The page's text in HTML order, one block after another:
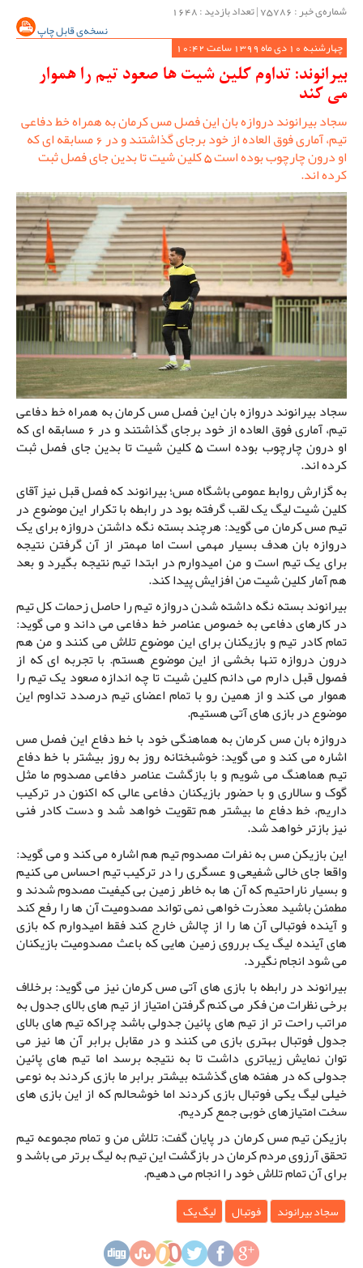
شماره‌ی خبر : ‌75786 | تعداد بازدید : 1648
نسخه‌ی قابل چاپ
چهارشنبه 10 دی ماه 1399 ساعت 10:42
بیرانوند: تداوم کلین شیت ها صعود تیم را هموار
می کند
سجاد بیرانوند دروازه بان این فصل مس کرمان به همراه خط دفاعی
تیم، آماری فوق العاده از خود برجای گذاشتند و در 6 مسابقه ای که
او درون چارچوب بوده است 5 کلین شیت تا بدین جای فصل ثبت
کرده اند.
سجاد بیرانوند دروازه بان این فصل مس کرمان به همراه خط دفاعی
تیم، آماری فوق العاده از خود برجای گذاشتند و در 6 مسابقه ای که
او درون چارچوب بوده است 5 کلین شیت تا بدین جای فصل ثبت
کرده اند.
به گزارش روابط عمومی باشگاه مس؛ بیرانوند که فصل قبل نیز آقای
کلین شیت لیگ یک لقب گرفته بود در رابطه با تکرار این موضوع در
تیم مس کرمان می گوید: هرچند بسته نگه داشتن دروازه برای یک
دروازه بان هدف بسیار مهمی است اما مهمتر از آن گرفتن نتیجه
برای یک تیم است و من امیدوارم در ابتدا تیم نتیجه بگیرد و بعد
هم آمار کلین شیت من افزایش پیدا کند.
بیرانوند بسته نگه داشته شدن دروازه تیم را حاصل زحمات کل تیم
در کارهای دفاعی به خصوص عناصر خط دفاعی می داند و می گوید:
تمام کادر تیم و بازیکنان برای این موضوع تلاش می کنند و من هم
درون دروازه تنها بخشی از این موضوع هستم. با تجربه ای که از
فصول قبل دارم می دانم کلین شیت تا چه اندازه صعود یک تیم را
هموار می کند و از همین رو با تمام اعضای تیم درصدد تداوم این
موضوع در بازی های آتی هستیم.
دروازه بان مس کرمان به هماهنگی خود با خط دفاع این فصل مس
اشاره می کند و می گوید: خوشبختانه روز به روز بیشتر با خط دفاع
تیم هماهنگ می شویم و با بازگشت عناصر دفاعی مصدوم ما مثل
گوک و سالاری و با حضور بازیکنان دفاعی عالی که اکنون در ترکیب
داریم، خط دفاع ما بیشتر هم تقویت خواهد شد و دست کادر فنی
نیز بازتر خواهد شد.
این بازیکن مس به نفرات مصدوم تیم هم اشاره می کند و می گوید:
واقعا جای خالی شفیعی و عسگری را در ترکیب تیم احساس می کنیم
و بسیار ناراحتیم که آن ها به خاطر زمین بی کیفیت مصدوم شدند و
مطمئن باشید معذرت خواهی نمی تواند مصدومیت آن ها را رفع کند
و آینده فوتبالی آن ها را از چالش خارج کند فقط امیدوارم که بازی
های آینده لیگ یک برروی زمین هایی که باعث مصدومیت بازیکنان
می شود انجام نگیرد.
بیرانوند در رابطه با بازی های آتی مس کرمان نیز می گوید: برخلاف
برخی نظرات من فکر می کنم گرفتن امتیاز از تیم های بالای جدول به
مراتب راحت تر از تیم های پائین جدولی باشد چراکه تیم های بالای
جدول فوتبال بهتری بازی می کنند و در مقابل برابر آن ها نیز می
توان نمایش زیباتری داشت تا به نتیجه برسد اما تیم های پائین
جدولی که در هفته های گذشته بیشتر برابر ما بازی کردند به نوعی
خیلی لیگ یکی فوتبال بازی کردند اما خوشحالم که از این بازی های
سخت امتیازهای خوبی جمع کردیم.
بازیکن تیم مس کرمان در پایان گفت: تلاش من و تمام مجموعه تیم
تحقق آرزوی مردم کرمان در بازگشت این تیم به لیگ برتر می باشد و
برای آن تمام تلاش خود را انجام می دهیم.
سجاد بیرانوند فوتبال لیگ یک